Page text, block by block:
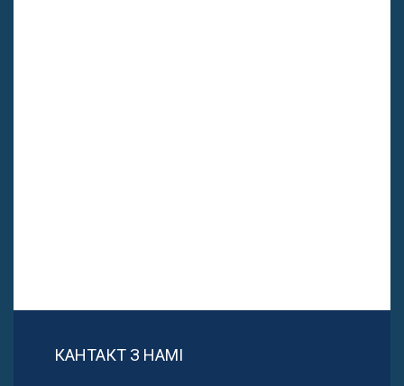
КАНТАКТ З НАМІ